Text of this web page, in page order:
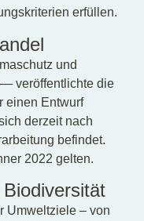
erfüllen.
und
veröffentlichte die
einen Entwurf
derzeit nach
befindet.
2022 gelten.
Umweltziele – von